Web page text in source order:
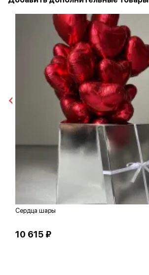
Сердца шары
10 615 ₽